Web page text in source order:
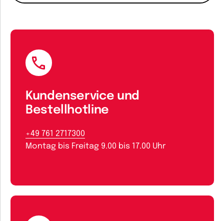
Kundenservice und
Bestellhotline
+49 761 2717300
Montag bis Freitag 9.00 bis 17.00 Uhr